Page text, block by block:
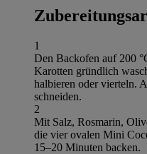
1
Den Backofen auf 200
Karotten gründlich
halbieren oder vierteln.
schneiden.
2
Mit Salz, Rosmarin,
die vier ovalen Mini
15–20 Minuten backen.